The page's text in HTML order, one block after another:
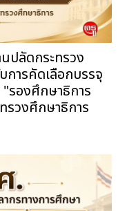
ปลัดกระทรวง
การคัดเลือกบรรจุ
รองศึกษาธิการ
รวงศึกษาธิการ